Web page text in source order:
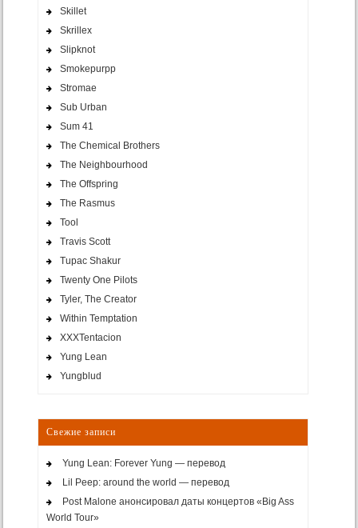
Skillet
Skrillex
Slipknot
Smokepurpp
Stromae
Sub Urban
Sum 41
The Chemical Brothers
The Neighbourhood
The Offspring
The Rasmus
Tool
Travis Scott
Tupac Shakur
Twenty One Pilots
Tyler, The Creator
Within Temptation
XXXTentacion
Yung Lean
Yungblud
Свежие записи
Yung Lean: Forever Yung — перевод
Lil Peep: around the world — перевод
Post Malone анонсировал даты концертов «Big Ass
World Tour»